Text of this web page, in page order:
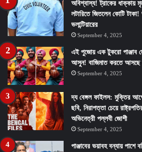
অবিশ্বাস্য! ট্রাকের ধাক্কায়
লটারিতে জিতলেন কোটি
ভলান্টিয়ারের
September 4, 2025
এই পুজোয় এক টুকরো পাঞ্জাব
আসুন! বাজিমাত করতে আসছে
September 4, 2025
দ্য বেঙ্গল ফাইলস: মুক্তির
ছবি, নিরাপত্তা চেয়ে
অভিনেত্রী পল্লবী জোশী
September 4, 2025
পাঞ্জাবের ভয়াবহ বন্যায় পাশে